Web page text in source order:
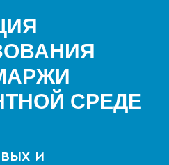
СРЕДЕ
и